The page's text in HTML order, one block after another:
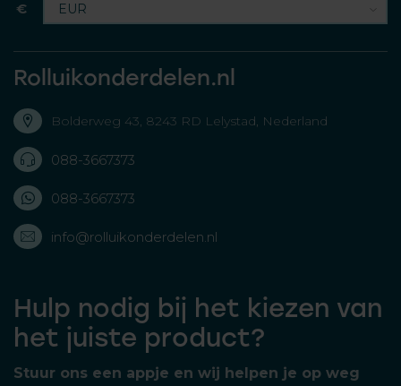
€
Rolluikonderdelen.nl
Bolderweg 43, 8243 RD Lelystad, Nederland
088-3667373
088-3667373
info@rolluikonderdelen.nl
Hulp nodig bij het kiezen van
het juiste product?
Stuur ons een appje en wij helpen je op weg